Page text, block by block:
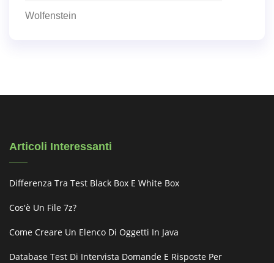
Wolfenstein
Articoli Interessanti
Differenza Tra Test Black Box E White Box
Cos'è Un File 7z?
Come Creare Un Elenco Di Oggetti In Java
Database Test Di Intervista Domande E Risposte Per